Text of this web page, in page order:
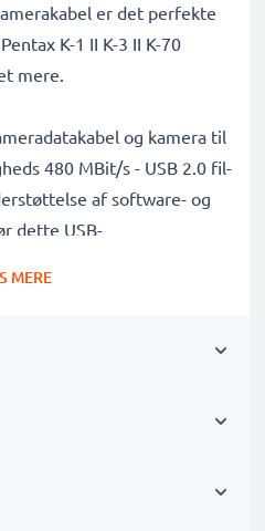
er det perfekte
K-1 II K-3 II K-70
mere.
og kamera til
480 MBit/s - USB 2.0 fil-
af software- og
dette USB-
kvalitet til tilslutning af dit
MERE